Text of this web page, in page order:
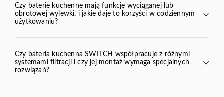
Y BEND VITA TULA
Czy baterie kuchenne mają funkcję wyciąganej lub
obrotowej wylewki, i jakie daje to korzyści w codziennym
użytkowaniu?
Czy bateria kuchenna SWITCH współpracuje z różnymi
systemami filtracji i czy jej montaż wymaga specjalnych
rozwiązań?